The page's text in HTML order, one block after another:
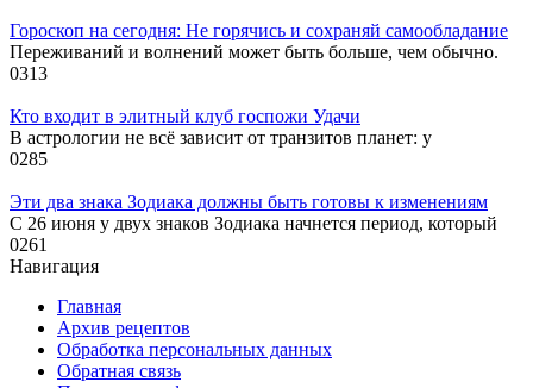
Гороскоп на сегодня: Не горячись и сохраняй самообладание
Переживаний и волнений может быть больше, чем обычно.
0313
Кто входит в элитный клуб госпожи Удачи
В астрологии не всё зависит от транзитов планет: у
0285
Эти два знака Зодиака должны быть готовы к изменениям
С 26 июня у двух знаков Зодиака начнется период, который
0261
Навигация
Главная
Архив рецептов
Обработка персональных данных
Обратная связь